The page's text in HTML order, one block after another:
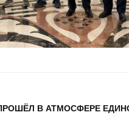
В АТМОСФЕРЕ